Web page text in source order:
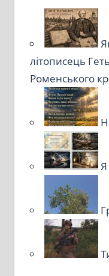
літописець
Роменського